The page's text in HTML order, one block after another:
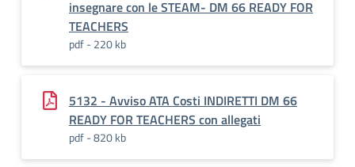
insegnare con le STEAM- DM 66 READY FOR
TEACHERS
pdf - 220 kb
5132 - Avviso ATA Costi INDIRETTI DM 66
READY FOR TEACHERS con allegati
pdf - 820 kb